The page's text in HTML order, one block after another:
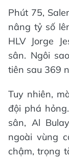
Phút 75,
nâng tỷ số
HLV Jorge
sân. Ngôi
tiên sau 369
Tuy nhiên,
đội phá
sân, Al
ngoài vùng
chậm, trọng